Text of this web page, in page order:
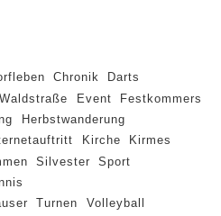
Chronik
Darts
Event
Festkommers
Herbstwanderung
Kirche
Kirmes
Silvester
Sport
Turnen
Volleyball